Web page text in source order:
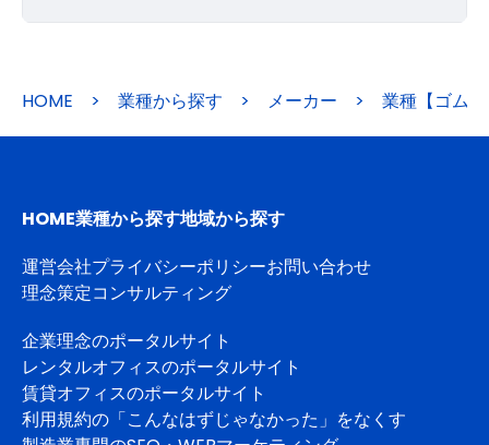
HOME > 業種から探す > メーカー > 業種【ゴム
HOME業種から探す地域から探す
運営会社プライバシーポリシーお問い合わせ
理念策定コンサルティング
企業理念のポータルサイト
レンタルオフィスのポータルサイト
賃貸オフィスのポータルサイト
利用規約の「こんなはずじゃなかった」をなくす